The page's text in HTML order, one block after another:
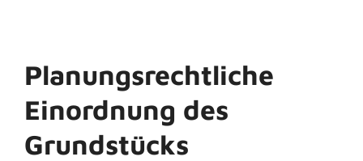
Planungsrechtliche
Einordnung des
Grundstücks